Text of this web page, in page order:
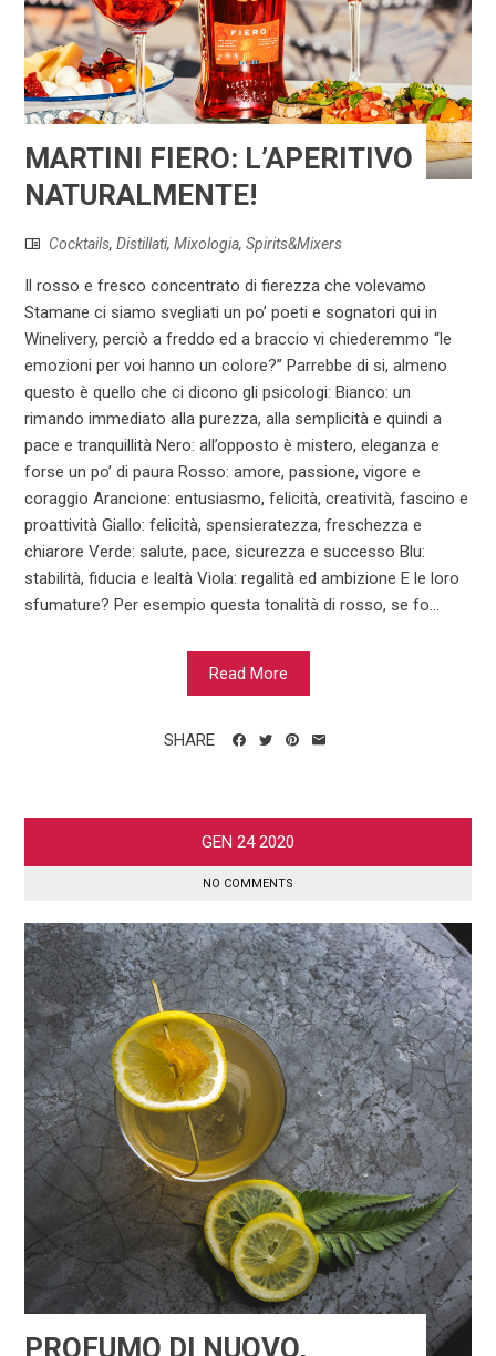
MARTINI FIERO: L’APERITIVO
NATURALMENTE!
Cocktails,Distillati,Mixologia,Spirits&Mixers
Il rosso e fresco concentrato di fierezza che volevamo
Stamane ci siamo svegliati un po’ poeti e sognatori qui in
Winelivery, perciò a freddo ed a braccio vi chiederemmo “le
emozioni per voi hanno un colore?” Parrebbe di si, almeno
questo è quello che ci dicono gli psicologi: Bianco: un
rimando immediato alla purezza, alla semplicità e quindi a
pace e tranquillità Nero: all’opposto è mistero, eleganza e
forse un po’ di paura Rosso: amore, passione, vigore e
coraggio Arancione: entusiasmo, felicità, creatività, fascino e
proattività Giallo: felicità, spensieratezza, freschezza e
chiarore Verde: salute, pace, sicurezza e successo Blu:
stabilità, fiducia e lealtà Viola: regalità ed ambizione E le loro
sfumature? Per esempio questa tonalità di rosso, se fo...
Read More
SHARE
GEN 24 2020
NO COMMENTS
PROFUMO DI NUOVO,